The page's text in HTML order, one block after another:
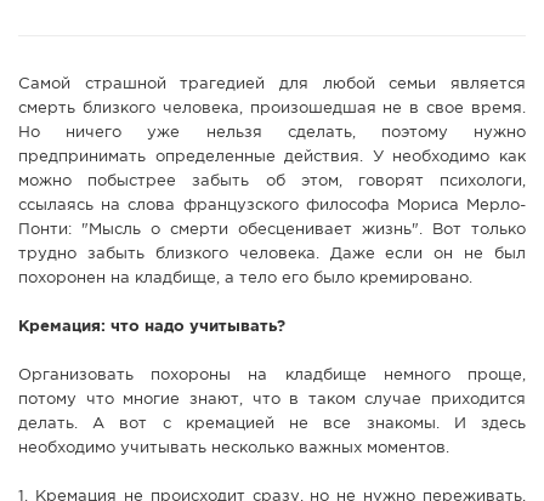
АФИША
КАМЕРЫ
КОНКУРСЫ
СТАТЬИ
ФОТО
Самой страшной трагедией для любой семьи является
смерть близкого человека, произошедшая не в свое время.
Но ничего уже нельзя сделать, поэтому нужно
предпринимать определенные действия. У необходимо как
можно побыстрее забыть об этом, говорят психологи,
ссылаясь на слова французского философа Мориса Мерло-
Понти: "Мысль о смерти обесценивает жизнь". Вот только
трудно забыть близкого человека. Даже если он не был
похоронен на кладбище, а тело его было кремировано.
Кремация: что надо учитывать?
Организовать похороны на кладбище немного проще,
потому что многие знают, что в таком случае приходится
делать. А вот с кремацией не все знакомы. И здесь
необходимо учитывать несколько важных моментов.
1. Кремация не происходит сразу, но не нужно переживать,